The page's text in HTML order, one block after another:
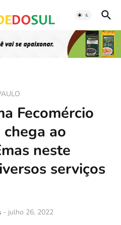
Fecomércio
ao
neste
serviços
- julho 26, 2022